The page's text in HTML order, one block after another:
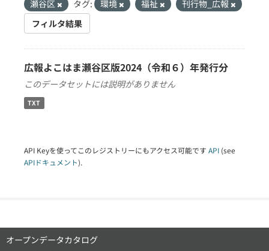
瀬谷区
タグ: 環境 福祉
刊行物_広報
フィルタ結果
広報よこはま瀬谷区版2024（令和６）年発行分
このデータセットには説明がありません
TXT
API Keyを使ってこのレジストリーにもアクセス可能です API (see
APIドキュメント).
オープンデータカタログ